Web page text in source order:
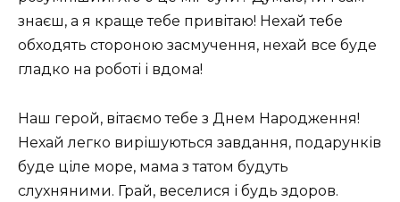
знаєш, а я краще тебе привітаю! Нехай тебе
обходять стороною засмучення, нехай все буде
гладко на роботі і вдома!
Наш герой, вітаємо тебе з Днем Народження!
Нехай легко вирішуються завдання, подарунків
буде ціле море, мама з татом будуть
слухняними. Грай, веселися і будь здоров.